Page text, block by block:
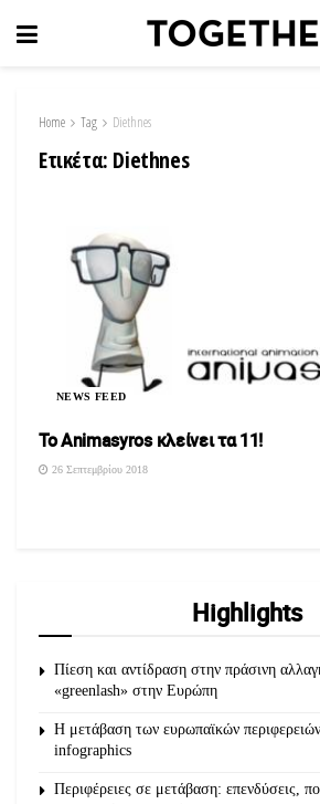
Home Tag Diethnes
Ετικέτα: Diethnes
NEWS FEED
Το Αnimasyros κλείνει τα 11!
26 Σεπτεμβρίου 2018
Highlights
Πίεση και αντίδραση στην πράσινη
«greenlash» στην Ευρώπη
Η μετάβαση των ευρωπαϊκών
infographics
Περιφέρειες σε μετάβαση: επενδύσεις,